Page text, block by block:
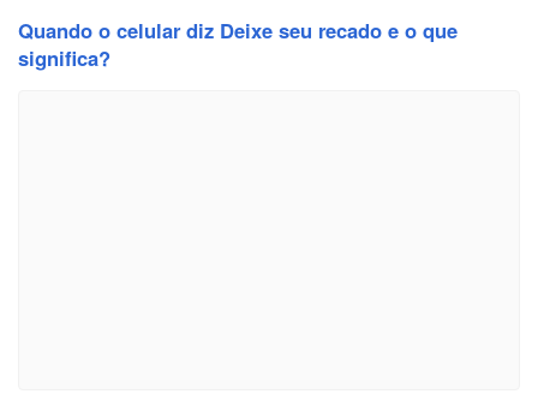
Quando o celular diz Deixe seu recado e o que
significa?